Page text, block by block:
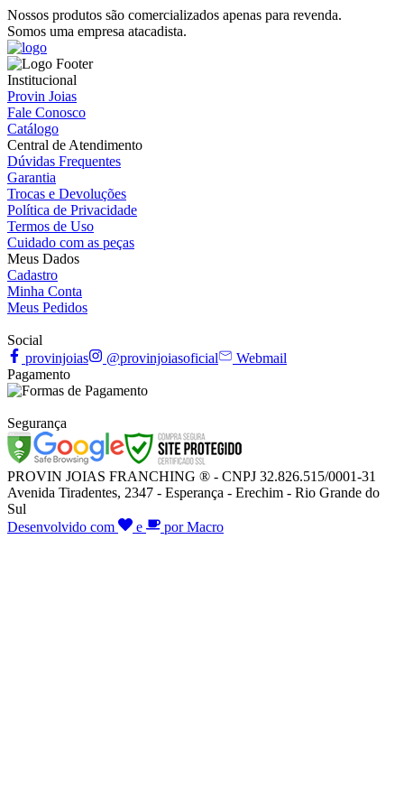
Nossos produtos são comercializados apenas para revenda.
Somos uma empresa atacadista.
Institucional
Provin Joias
Fale Conosco
Catálogo
Central de Atendimento
Dúvidas Frequentes
Garantia
Trocas e Devoluções
Política de Privacidade
Termos de Uso
Cuidado com as peças
Meus Dados
Cadastro
Minha Conta
Meus Pedidos
Social
provinjoias
@provinjoiasoficial
Webmail
Pagamento
Segurança
PROVIN JOIAS FRANCHING ® - CNPJ 32.826.515/0001-31
Avenida Tiradentes, 2347 - Esperança - Erechim - Rio Grande do
Sul
Desenvolvido com
e por Macro